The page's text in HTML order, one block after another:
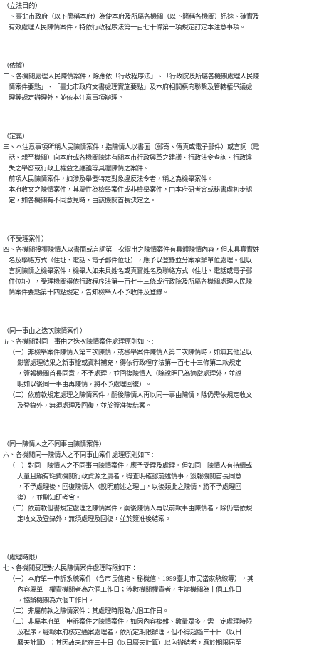
（立法目的）
一、臺北市政府（以下簡稱本府）為使本府及所屬各機關（以下簡稱各機關）迅速、確實及
（依據）
二、各機關處理人民陳情案件，除應依「行政程序法」、「行政院及所屬各機關處理人民陳
    情案件要點」、「臺北市政府文書處理實施要點」及本府相關橫向聯繫及管轄權爭議處
（定義）
三、本注意事項所稱人民陳情案件，指陳情人以書面（郵寄、傳真或電子郵件）或言詞（電
    話、親至機關）向本府或各機關陳述有關本市行政興革之建議、行政法令查詢、行政違
    失之舉發或行政上權益之維護等具體陳情之案件。
    前項人民陳情案件，如涉及舉發特定對象違反法令者，稱之為檢舉案件。
    本府收文之陳情案件，其屬性為檢舉案件或非檢舉案件，由本府研考會或秘書處初步認
（不受理案件）
四、各機關接獲陳情人以書面或言詞第一次提出之陳情案件有具體陳情內容，但未具真實姓
    名及聯絡方式（住址、電話、電子郵件位址），應予以登錄並分案承辦單位處理。但以
    言詞陳情之檢舉案件，檢舉人如未具姓名或真實姓名及聯絡方式（住址、電話或電子郵
    件位址），受理機關得依行政程序法第一百七十三條或行政院及所屬各機關處理人民陳
（同一事由之迭次陳情案件）
五、各機關對同一事由之迭次陳情案件處理原則如下 :
    （一）非檢舉案件陳情人第三次陳情，或檢舉案件陳情人第二次陳情時，如無其他足以
          影響處理結果之新事證或資料補充，得依行政程序法第一百七十三條第二款規定
          ，簽報機關首長同意，不予處理，並回復陳情人（除說明已為適當處理外，並說
          明如以後同一事由再陳情，將不予處理回復）。
    （二）依前款規定處理之陳情案件，嗣後陳情人再以同一事由陳情，除仍需依規定收文
（同一陳情人之不同事由陳情案件）
六、各機關同一陳情人之不同事由案件處理原則如下 :
    （一）對同一陳情人之不同事由陳情案件，應予受理及處理。但如同一陳情人有持續或
          大量且顯有耗費機關行政資源之虞者，得查明確認前述情事，簽報機關首長同意
          ，不予處理後，回復陳情人（說明前述之理由，以後類此之陳情，將不予處理回
          復），並副知研考會。
    （二）依前款但書規定處理之陳情案件，嗣後陳情人再以前款事由陳情者，除仍需依規
（處理時限）
七、各機關受理對人民陳情案件處理時限如下：
    （一）本府單一申訴系統案件（含市長信箱、秘機信、1999臺北市民當家熱線等），其
          內容屬單一權責機關者為六個工作日；涉數機關權責者，主辦機關為十個工作日
          ，協辦機關為六個工作日。
    （二）非屬前款之陳情案件：其處理時限為六個工作日。
    （三）非屬本府單一申訴案件之陳情案件，如因內容複雜、數量眾多，需一定處理時限
          及程序，經報本府核定通案處理者，依所定期限辦理。但不得超過三十日（以日
          曆天計算）；其因故未能在三十日（以日曆天計算）以內辦結者，應於期限屆至